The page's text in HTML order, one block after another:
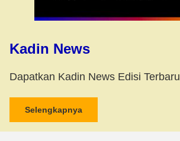
Kadin News
Dapatkan Kadin News Edisi Terbaru
Selengkapnya